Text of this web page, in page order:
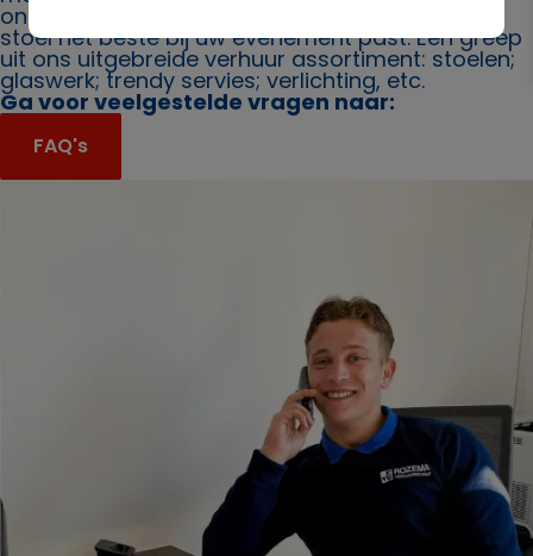
ons. Ook bieden wij u graag advies over welke
stoel het beste bij uw evenement past. Een greep
uit ons uitgebreide verhuur assortiment: stoelen;
glaswerk; trendy servies; verlichting, etc.
Ga voor veelgestelde vragen naar:
FAQ's